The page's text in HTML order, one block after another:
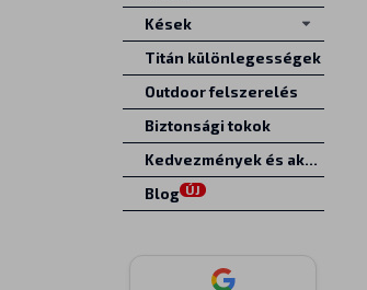
Kések
Titán különlegességek
Outdoor felszerelés
Biztonsági tokok
Kedvezmények és akciók
Blog ÚJ